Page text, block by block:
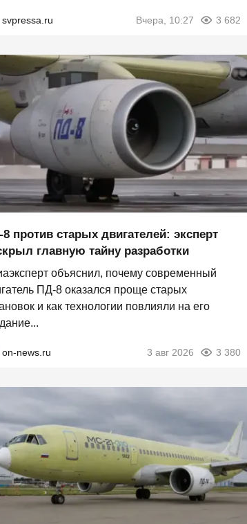
svpressa.ru Вчера, 10:27 3 682
против старых двигателей: эксперт
главную тайну разработки
объяснил, почему современный
ПД-8 оказался проще старых
и как технологии повлияли на его
on-news.ru 3 авг 2026 3 380